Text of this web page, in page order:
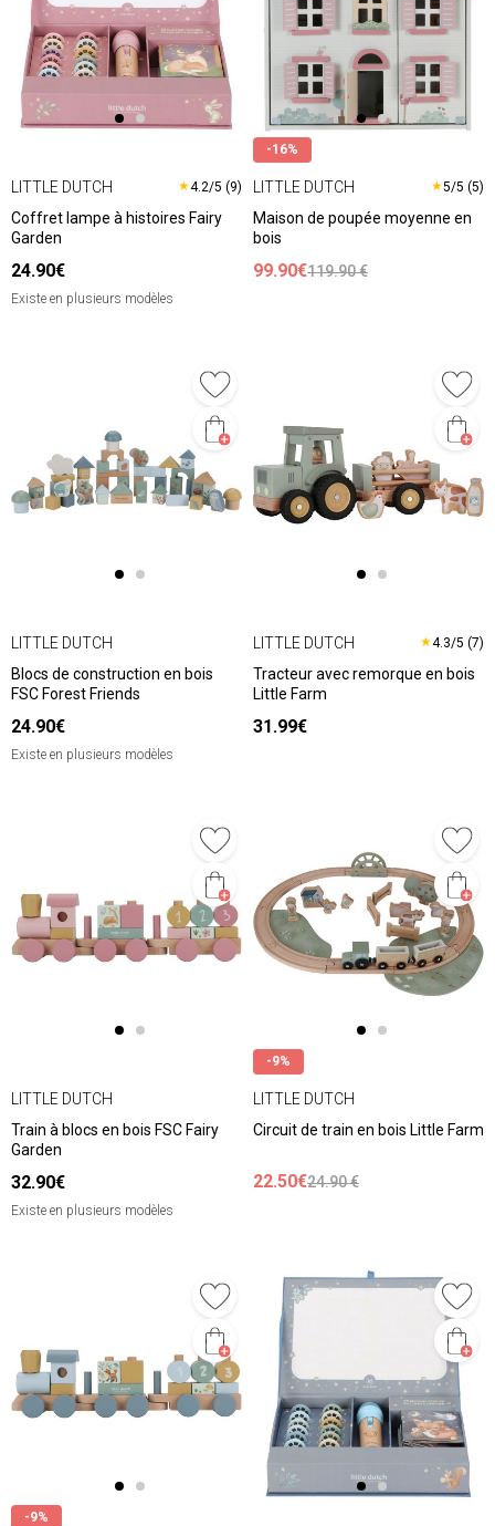
LITTLE DUTCH ★4.2/5 (9)
Coffret lampe à histoires Fairy
Garden
24.90€
Existe en plusieurs modèles
-16%
LITTLE DUTCH ★5/5 (5)
Maison de poupée moyenne en
bois
99.90€119.90 €
LITTLE DUTCH
Blocs de construction en bois
FSC Forest Friends
24.90€
Existe en plusieurs modèles
LITTLE DUTCH ★4.3/5 (7)
Tracteur avec remorque en bois
Little Farm
31.99€
LITTLE DUTCH
Train à blocs en bois FSC Fairy
Garden
32.90€
Existe en plusieurs modèles
-9%
LITTLE DUTCH
Circuit de train en bois Little Farm
22.50€24.90 €
-9%